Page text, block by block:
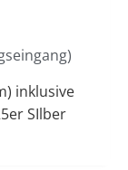
inklusive
SIlber